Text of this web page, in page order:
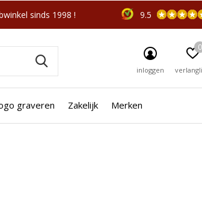
graveren Zakelijk Merken
inloggen
0
sinds 1998 ! 9.5